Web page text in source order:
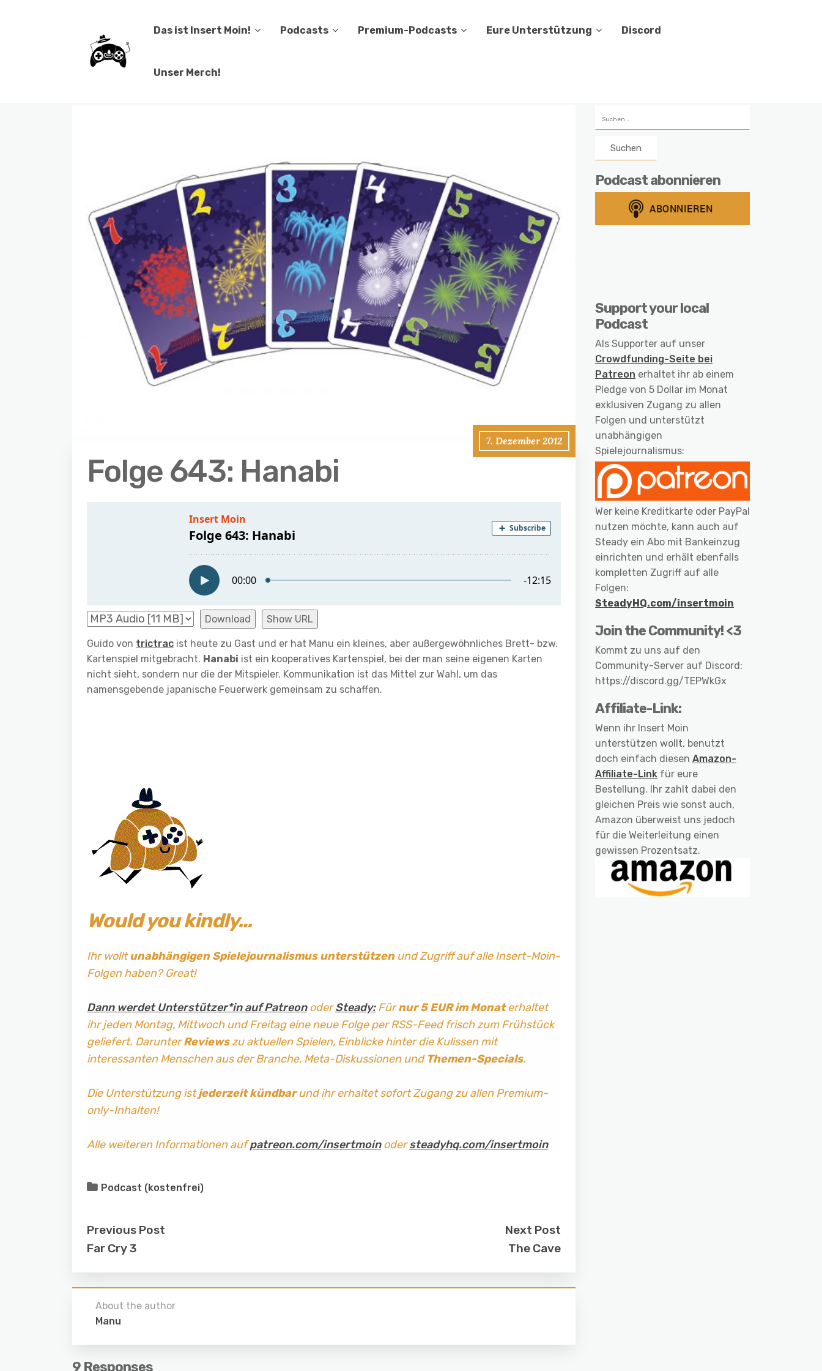
Das ist Insert Moin! Podcasts Premium-Podcasts Eure Unterstützung Discord
Unser Merch!
7. Dezember 2012
Folge 643: Hanabi
Download Show URL
Guido von trictrac ist heute zu Gast und er hat Manu ein kleines, aber außergewöhnliches Brett- bzw.
Kartenspiel mitgebracht. Hanabi ist ein kooperatives Kartenspiel, bei der man seine eigenen Karten
nicht sieht, sondern nur die der Mitspieler. Kommunikation ist das Mittel zur Wahl, um das
namensgebende japanische Feuerwerk gemeinsam zu schaffen.
Would you kindly…
Ihr wolltunabhängigen Spielejournalismus unterstützenund Zugriff auf alle Insert-Moin-
Folgen haben? Great!
Dann werdet Unterstützer*in auf PatreonoderSteady:Fürnur 5 EUR im Monaterhaltet
ihr jeden Montag, Mittwoch und Freitag eine neue Folge per RSS-Feed frisch zum Frühstück
geliefert. DarunterReviewszu aktuellen Spielen, Einblicke hinter die Kulissen mit
interessanten Menschen aus der Branche, Meta-Diskussionen und Themen-Specials.
Die Unterstützung istjederzeit kündbarund ihr erhaltet sofort Zugang zu allen Premium-
only-Inhalten!
Alle weiteren Informationen aufpatreon.com/insertmoinodersteadyhq.com/insertmoin
Podcast (kostenfrei)
Previous Post
Far Cry 3
Next Post
The Cave
About the author
Manu
9 Responses
nach:
Podcast abonnieren
Support your local
Podcast
Als Supporter auf unser
Crowdfunding-Seite bei
Patreon erhaltet ihr ab einem
Pledge von 5 Dollar im Monat
exklusiven Zugang zu allen
Folgen und unterstützt
unabhängigen
Spielejournalismus:
Wer keine Kreditkarte oder PayPal
nutzen möchte, kann auch auf
Steady ein Abo mit Bankeinzug
einrichten und erhält ebenfalls
kompletten Zugriff auf alle
Folgen:
SteadyHQ.com/insertmoin
Join the Community! <3
Kommt zu uns auf den
Community-Server auf Discord:
https://discord.gg/TEPWkGx
Affiliate-Link:
Wenn ihr Insert Moin
unterstützen wollt, benutzt
doch einfach diesen Amazon-
Affiliate-Link für eure
Bestellung. Ihr zahlt dabei den
gleichen Preis wie sonst auch,
Amazon überweist uns jedoch
für die Weiterleitung einen
gewissen Prozentsatz.